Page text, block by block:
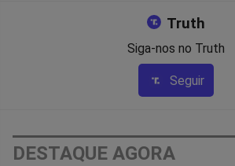
Truth
Siga-nos no Truth
Seguir
DESTAQUE AGORA